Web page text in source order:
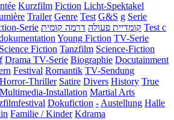
Kurzfilm Fiction Licht-Spektakel
Trailer Genre Test G&S g Serie
Serie קומדיית פעולה דרמה קומית
Test c
Young Fiction TV-Serie
Science Fiction Tanzfilm Science-Fiction
Drama TV-Serie Biographie Docutainment
Festival Romantik TV-Sendung
Horror-Thriller Satire Divers History True
Multimedia-Installation Martial Arts
Dokufiction -Austellung Halle
Familie / Kinder Kdrama